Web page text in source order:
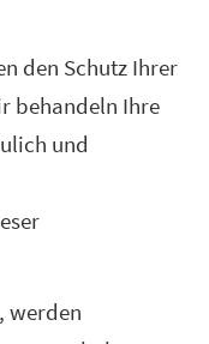
den Schutz Ihrer
behandeln Ihre
und
werden